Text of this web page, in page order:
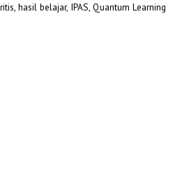
hasil belajar, IPAS, Quantum Learning